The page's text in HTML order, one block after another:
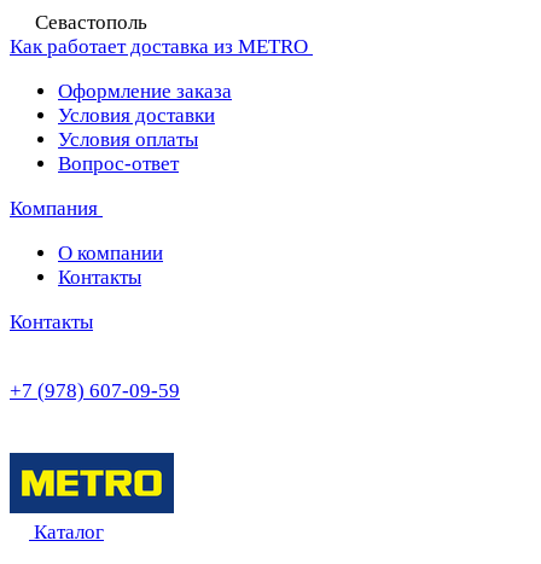
Севастополь
Как работает доставка из METRO
Оформление заказа
Условия доставки
Условия оплаты
Вопрос-ответ
Компания
О компании
Контакты
Контакты
+7 (978) 607-09-59
Каталог